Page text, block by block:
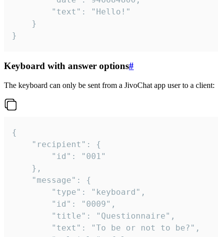
}
Keyboard with answer options#
The keyboard can only be sent from a JivoChat app user to a client:
{